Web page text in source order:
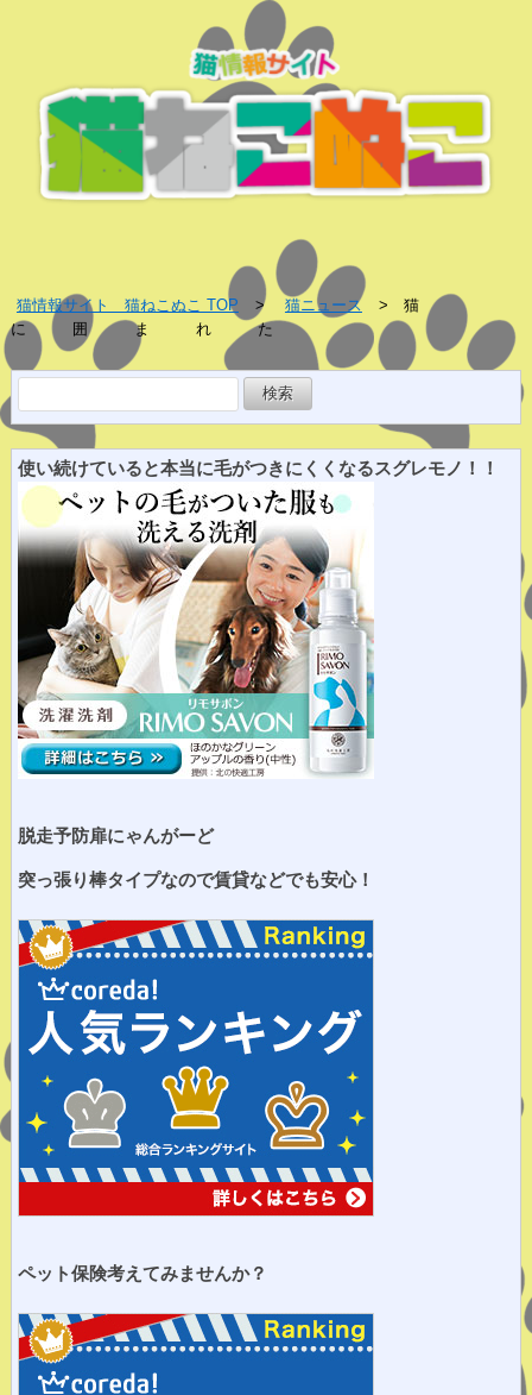
猫情報サイト 猫ねこぬこ TOP 猫ニュース
猫
に 囲 ま れ た
索:
使い続けていると本当に毛がつきにくくなるスグレモノ！！
脱走予防扉にゃんがーど
突っ張り棒タイプなので賃貸などでも安心！
ペット保険考えてみませんか？